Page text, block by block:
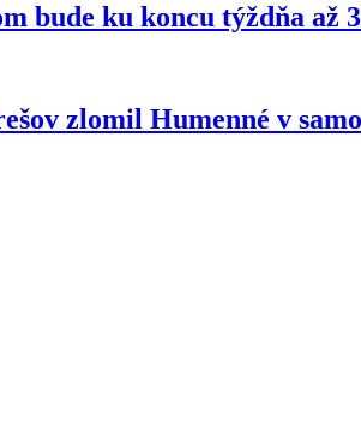
bude ku koncu týždňa až
zlomil Humenné v